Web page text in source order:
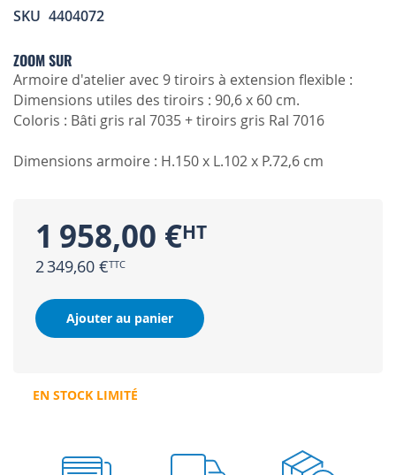
images
SKU 4404072
ZOOM SUR
Armoire d'atelier avec 9 tiroirs à extension flexible :
Dimensions utiles des tiroirs : 90,6 x 60 cm.
Coloris : Bâti gris ral 7035 + tiroirs gris Ral 7016
Dimensions armoire : H.150 x L.102 x P.72,6 cm
1 958,00 €
2 349,60 €
Ajouter au panier
EN STOCK LIMITÉ